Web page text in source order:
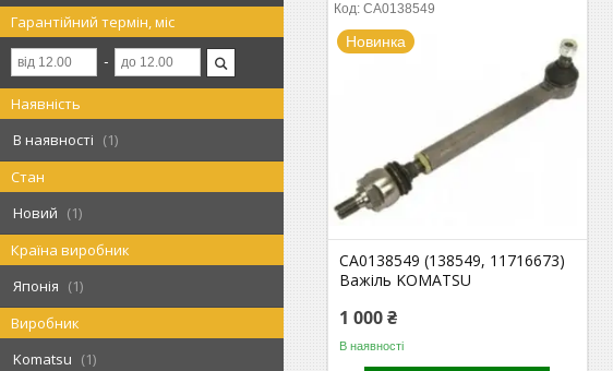
Гарантійний термін, міс
Наявність
В наявності
1
Стан
Новий
1
Країна виробник
Японія
1
Виробник
Komatsu
1
CA0138549
Новинка
CA0138549 (138549, 11716673)
Важіль KOMATSU
1 000 ₴
В наявності